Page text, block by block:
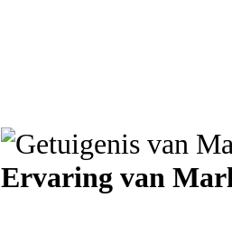
Ervaring van